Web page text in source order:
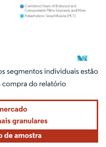
atribuição conforme CC BY 4.0.